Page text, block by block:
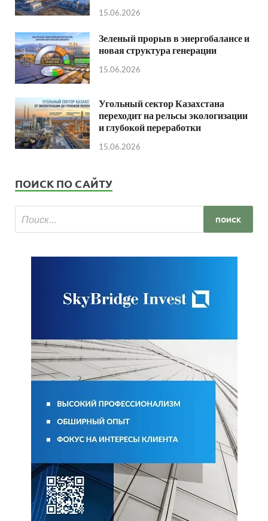
15.06.2026
Зеленый прорыв в энергобалансе и
новая структура генерации
15.06.2026
Угольный сектор Казахстана
переходит на рельсы экологизации
и глубокой переработки
15.06.2026
ПОИСК ПО САЙТУ